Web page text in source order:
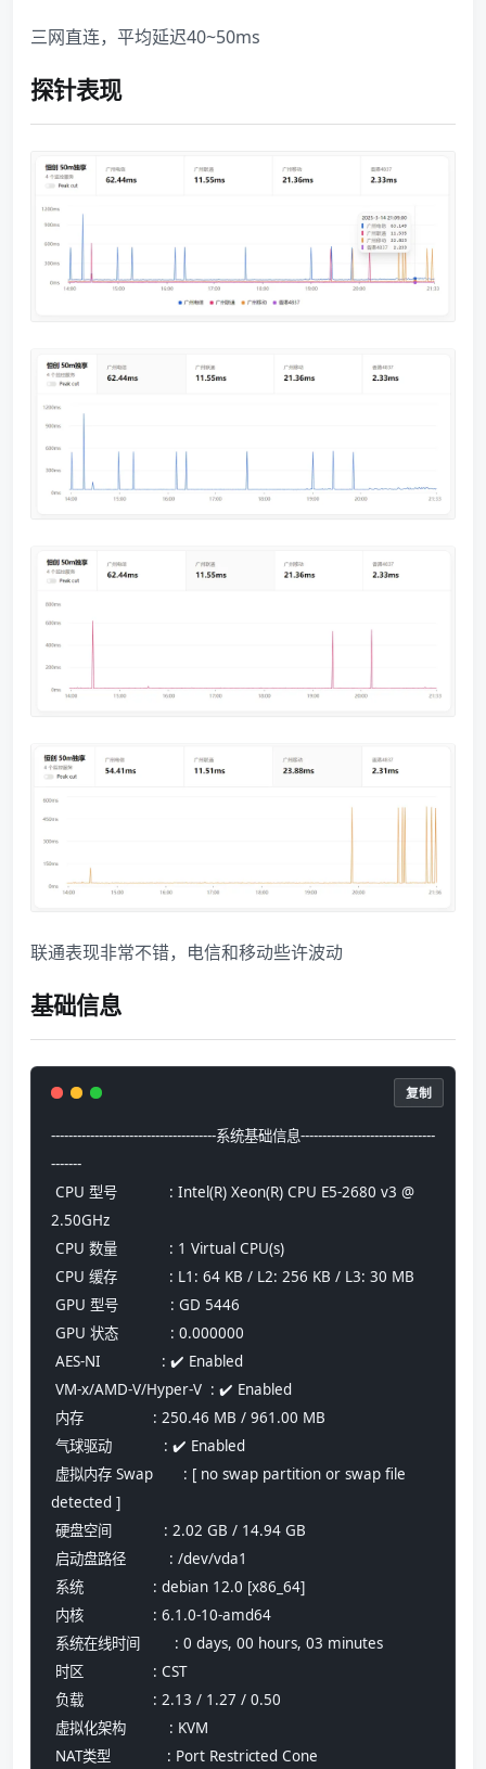
三网直连，平均延迟40~50ms
探针表现
联通表现非常不错，电信和移动些许波动
基础信息
--------------------------------------系统基础信息-------------------------------
-------
2.50GHz
CPU 数量            : 1 Virtual CPU(s)
CPU 缓存            : L1: 64 KB / L2: 256 KB / L3: 30 MB
GPU 型号            : GD 5446
GPU 状态            : 0.000000
AES-NI              : ✔️ Enabled
VM-x/AMD-V/Hyper-V  : ✔️ Enabled
内存                : 250.46 MB / 961.00 MB
气球驱动            : ✔️ Enabled
detected ]
硬盘空间            : 2.02 GB / 14.94 GB
启动盘路径          : /dev/vda1
系统                : debian 12.0 [x86_64]
内核                : 6.1.0-10-amd64
系统在线时间        : 0 days, 00 hours, 03 minutes
时区                : CST
负载                : 2.13 / 1.27 / 0.50
虚拟化架构          : KVM
NAT类型             : Port Restricted Cone
复制